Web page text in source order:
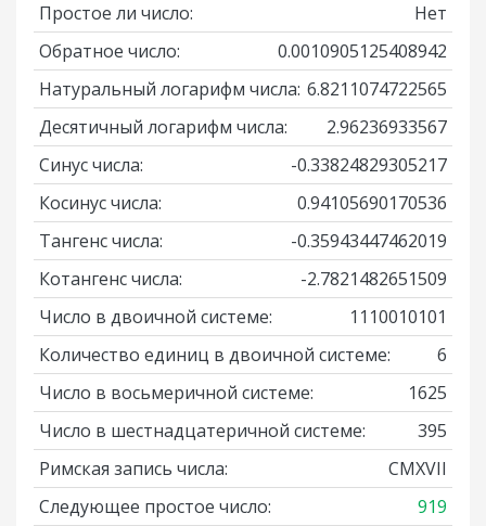
Простое ли число:
Нет
Обратное число:
0.0010905125408942
Натуральный логарифм числа: 6.8211074722565
Десятичный логарифм числа:
2.96236933567
Синус числа:
-0.33824829305217
Косинус числа:
0.94105690170536
Тангенс числа:
-0.35943447462019
Котангенс числа:
-2.7821482651509
Число в двоичной системе:
1110010101
Количество единиц в двоичной системе:
6
Число в восьмеричной системе:
1625
Число в шестнадцатеричной системе:
395
Римская запись числа:
CMXVII
Следующее простое число:
919